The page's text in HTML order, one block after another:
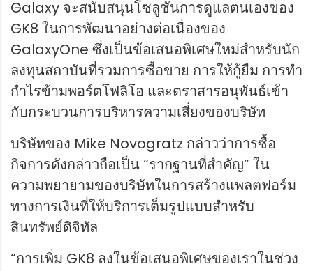
Galaxy จะสนับสนุนโซลูชันการดูแลตนเองของ
GK8 ในการพัฒนาอย่างต่อเนื่องของ
GalaxyOne ซึ่งเป็นข้อเสนอพิเศษใหม่สำหรับนัก
ลงทุนสถาบันที่รวมการซื้อขาย การให้กู้ยืม การทำ
กำไรข้ามพอร์ตโฟลิโอ และตราสารอนุพันธ์เข้า
กับกระบวนการบริหารความเสี่ยงของบริษัท
บริษัทของ Mike Novogratz กล่าวว่าการซื้อ
กิจการดังกล่าวถือเป็น “รากฐานที่สำคัญ” ใน
ความพยายามของบริษัทในการสร้างแพลตฟอร์ม
ทางการเงินที่ให้บริการเต็มรูปแบบสำหรับ
สินทรัพย์ดิจิทัล
“การเพิ่ม GK8 ลงในข้อเสนอพิเศษของเราในช่วง